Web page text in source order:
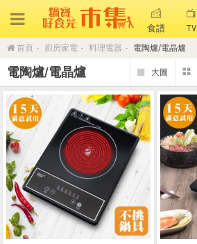
食譜 TV
首頁 廚房家電 料理電器 電陶爐/電晶爐
電陶爐/電晶爐
熱門搜尋
聚油不沾鍋 全球通吹風機
珍珠粗吸管杯 可微波保鮮盒
分隔便當盒 金鑽不沾鍋